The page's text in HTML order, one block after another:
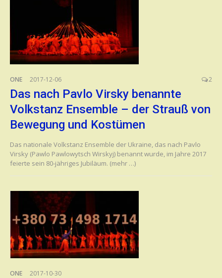
ONE 2017-12-06 2
Das nach Pavlo Virsky benannte
Volkstanz Ensemble – der Strauß von
Bewegung und Kostümen
Das nationale Volkstanz Ensemble der Ukraine, das nach Pavlo
Virsky (Pawlo Pawlowytsch Wirskyj) benannt wurde, im Jahre 2017
feierte sein 80-jähriges Jubiläum. (mehr …)
ONE 2017-10-30